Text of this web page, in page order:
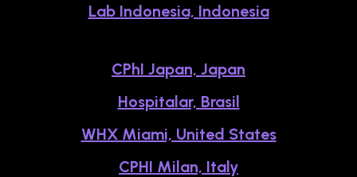
Lab Indonesia, Indonesia
CPhI Japan, Japan
Hospitalar, Brasil
WHX Miami, United States
CPHI Milan, Italy